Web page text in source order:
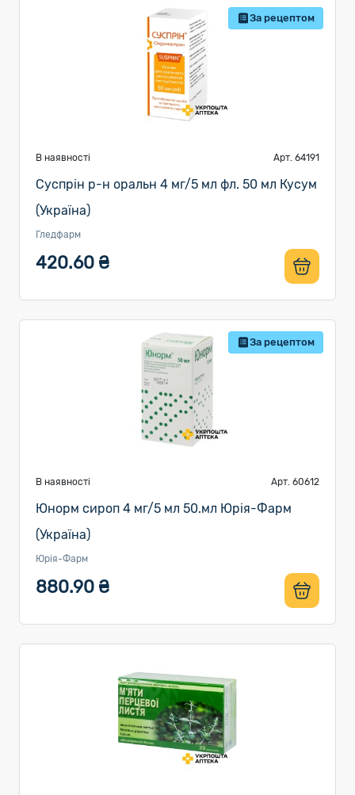
За рецептом
В наявності Арт. 64191
Суспрін р-н оральн 4 мг/5 мл фл. 50 мл Кусум
(Україна)
Гледфарм
420.60 ₴
За рецептом
В наявності Арт. 60612
Юнорм сироп 4 мг/5 мл 50.мл Юрія-Фарм
(Україна)
Юрія-Фарм
880.90 ₴